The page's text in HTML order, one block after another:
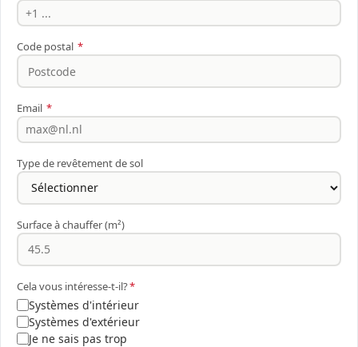
Code postal *
Email *
Type de revêtement de sol
Surface à chauffer (m²)
Cela vous intéresse-t-il?*
Systèmes d'intérieur
Systèmes d'extérieur
Je ne sais pas trop